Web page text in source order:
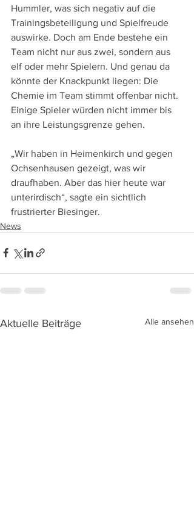
Hummler, was sich negativ auf die
Trainingsbeteiligung und Spielfreude
auswirke. Doch am Ende bestehe ein
Team nicht nur aus zwei, sondern aus
elf oder mehr Spielern. Und genau da
könnte der Knackpunkt liegen: Die
Chemie im Team stimmt offenbar nicht.
Einige Spieler würden nicht immer bis
an ihre Leistungsgrenze gehen.
„Wir haben in Heimenkirch und gegen
Ochsenhausen gezeigt, was wir
draufhaben. Aber das hier heute war
unterirdisch“, sagte ein sichtlich
frustrierter Biesinger.
News
Aktuelle Beiträge Alle ansehen